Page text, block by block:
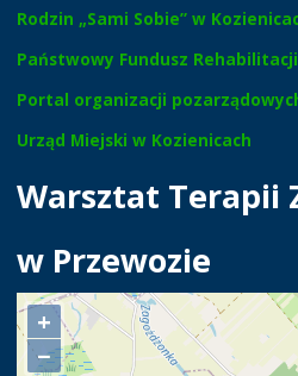
Rodzin „Sami Sobie” w
Państwowy Fundusz
Portal organizacji
Urząd Miejski w Kozienicach
Warsztat Terapii
w Przewozie
+
−